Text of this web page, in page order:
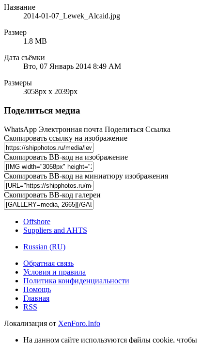
Название
2014-01-07_Lewek_Alcaid.jpg
Размер
1.8 MB
Дата съёмки
Вто, 07 Январь 2014 8:49 AM
Размеры
3058px x 2039px
Поделиться медиа
WhatsApp Электронная почта Поделиться Ссылка
Скопировать ссылку на изображение
Скопировать BB-код на изображение
Скопировать BB-код на миниатюру изображения
Скопировать BB-код галереи
Offshore
Suppliers and AHTS
Russian (RU)
Обратная связь
Условия и правила
Политика конфиденциальности
Помощь
Главная
RSS
Локализация от XenForo.Info
На данном сайте используются файлы cookie, чтобы